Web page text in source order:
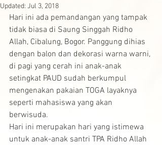
Updated: Jul 3, 2018
Hari ini ada pemandangan yang tampak
tidak biasa di Saung Singgah Ridho
Allah, Cibalung, Bogor. Panggung dihias
dengan balon dan dekorasi warna warni,
di pagi yang cerah ini anak-anak
setingkat PAUD sudah berkumpul
mengenakan pakaian TOGA layaknya
seperti mahasiswa yang akan
berwisuda.
Hari ini merupakan hari yang istimewa
untuk anak-anak santri TPA Ridho Allah